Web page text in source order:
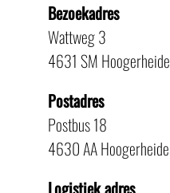
Bezoekadres
Wattweg 3
4631 SM Hoogerheide
Postadres
Postbus 18
4630 AA Hoogerheide